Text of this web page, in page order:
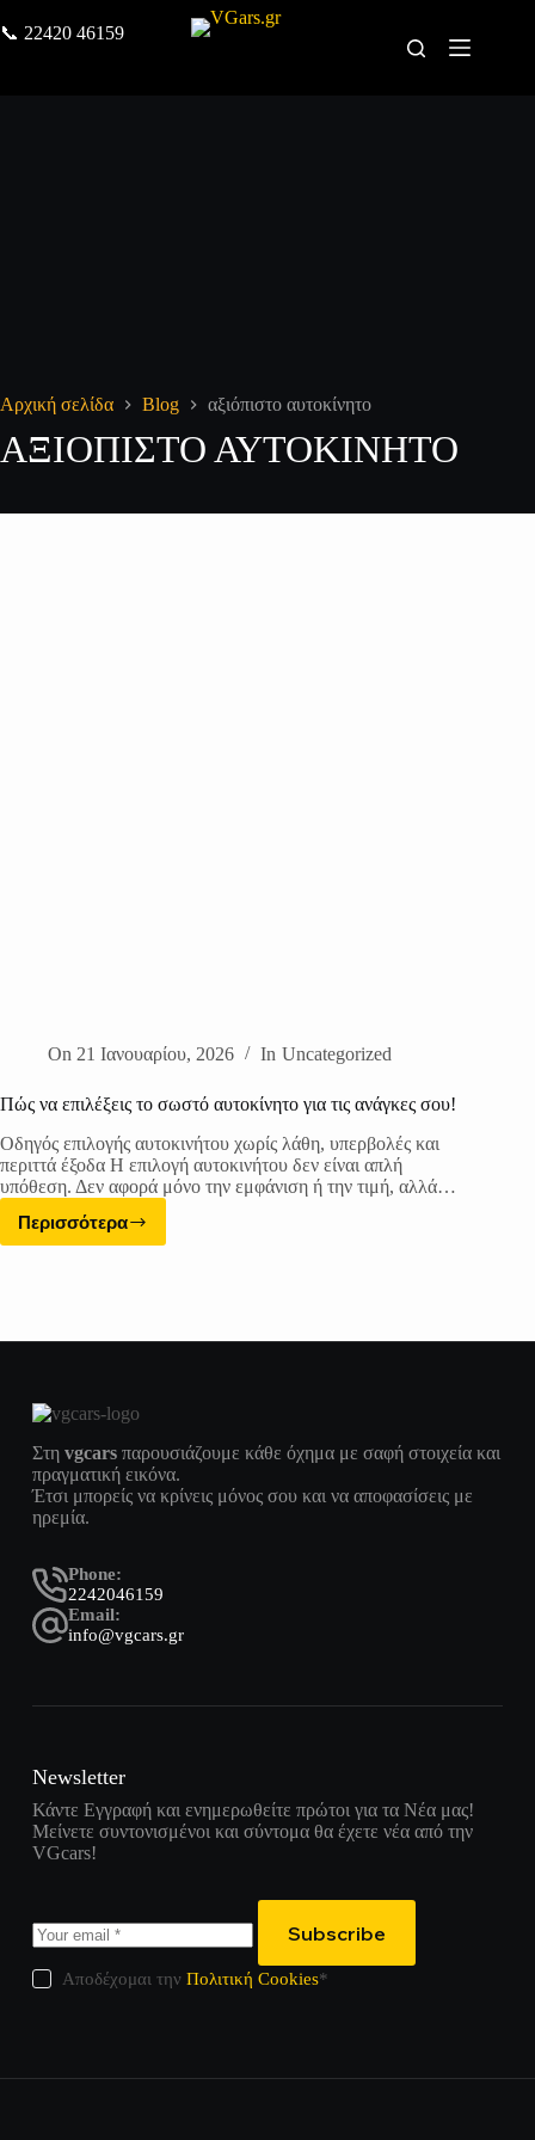
📞 22420 46159
Αρχική σελίδα Blog αξιόπιστο αυτοκίνητο
ΑΞΙΌΠΙΣΤΟ ΑΥΤΟΚΊΝΗΤΟ
On 21 Ιανουαρίου, 2026 In Uncategorized
Πώς να επιλέξεις το σωστό αυτοκίνητο για τις ανάγκες σου!
Οδηγός επιλογής αυτοκινήτου χωρίς λάθη, υπερβολές και
περιττά έξοδα Η επιλογή αυτοκινήτου δεν είναι απλή
υπόθεση. Δεν αφορά μόνο την εμφάνιση ή την τιμή, αλλά…
Περισσότερα
Στη vgcars παρουσιάζουμε κάθε όχημα με σαφή στοιχεία και
πραγματική εικόνα.
Έτσι μπορείς να κρίνεις μόνος σου και να αποφασίσεις με
ηρεμία.
Phone:
2242046159
Email:
info@vgcars.gr
Newsletter
Κάντε Εγγραφή και ενημερωθείτε πρώτοι για τα Νέα μας!
Μείνετε συντονισμένοι και σύντομα θα έχετε νέα από την
VGcars!
Subscribe
Αποδέχομαι τηνΠολιτική Cookies*